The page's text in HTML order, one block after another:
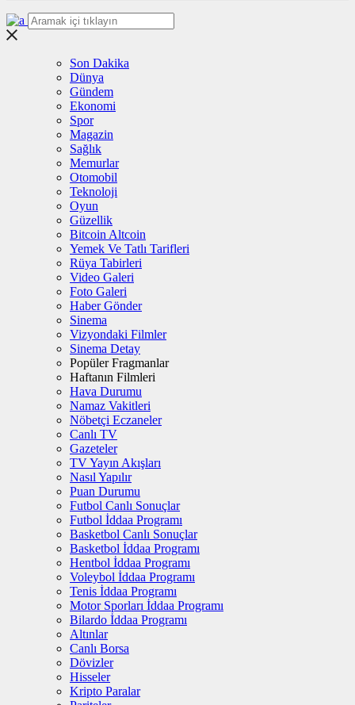
Son Dakika
Dünya
Gündem
Ekonomi
Spor
Magazin
Sağlık
Memurlar
Otomobil
Teknoloji
Oyun
Güzellik
Bitcoin Altcoin
Yemek Ve Tatlı Tarifleri
Rüya Tabirleri
Video Galeri
Foto Galeri
Haber Gönder
Sinema
Vizyondaki Filmler
Sinema Detay
Popüler Fragmanlar
Haftanın Filmleri
Hava Durumu
Namaz Vakitleri
Nöbetçi Eczaneler
Canlı TV
Gazeteler
TV Yayın Akışları
Nasıl Yapılır
Puan Durumu
Futbol Canlı Sonuçlar
Futbol İddaa Programı
Basketbol Canlı Sonuçlar
Basketbol İddaa Programı
Hentbol İddaa Programı
Voleybol İddaa Programı
Tenis İddaa Programı
Motor Sporları İddaa Programı
Bilardo İddaa Programı
Altınlar
Canlı Borsa
Dövizler
Hisseler
Kripto Paralar